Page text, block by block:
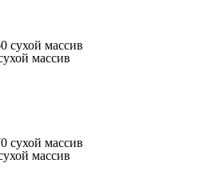
массив
массив